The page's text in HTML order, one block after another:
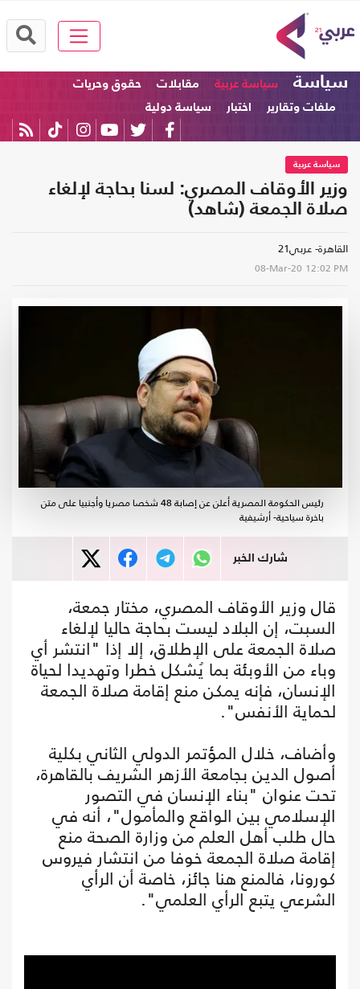
سياسة سياسة عربية مقابلات
حقوق وحريات
ملفات وتقارير
اختبار سياسة دولية
سياسة عربية
وزير الأوقاف المصري: لسنا بحاجة لإلغاء
صلاة الجمعة (شاهد)
القاهرة- عربي21
08-Mar-20 12:02 PM
رئيس الحكومة المصرية أعلن عن إصابة 48 شخصا مصريا وأجنبيا على متن
باخرة سياحية- أرشيفية
شارك الخبر
قال وزير الأوقاف المصري، مختار جمعة،
السبت، إن البلاد ليست بحاجة حاليا لإلغاء
صلاة الجمعة على الإطلاق، إلا إذا "انتشر أي
وباء من الأوبئة بما يُشكل خطرا وتهديدا لحياة
الإنسان، فإنه يمكن منع إقامة صلاة الجمعة
لحماية الأنفس".
وأضاف، خلال المؤتمر الدولي الثاني بكلية
أصول الدين بجامعة الأزهر الشريف بالقاهرة،
تحت عنوان "بناء الإنسان في التصور
الإسلامي بين الواقع والمأمول"، أنه في
حال طلب أهل العلم من وزارة الصحة منع
إقامة صلاة الجمعة خوفا من انتشار فيروس
كورونا، فالمنع هنا جائز، خاصة أن الرأي
الشرعي يتبع الرأي العلمي".